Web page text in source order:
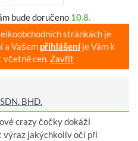
bude doručeno 10.8.
stránkách je
a Vašem přihlášeníje Vám k
cen. Zavřít
BHD.
crazy čočky dokáží
výraz jakýchkoliv očí při